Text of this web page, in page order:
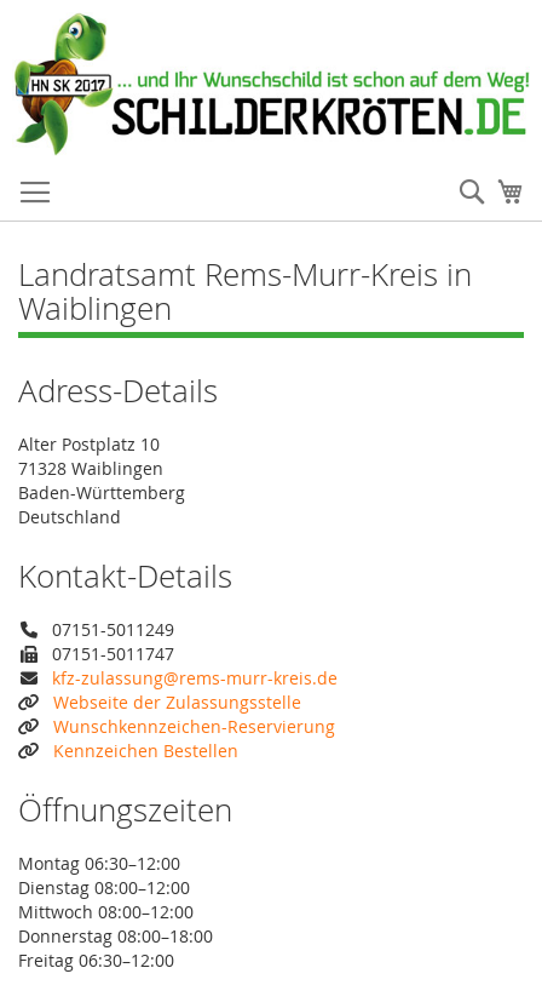
Landratsamt Rems-Murr-Kreis in
Waiblingen
Adress-Details
Alter Postplatz 10
71328 Waiblingen
Baden-Württemberg
Deutschland
Kontakt-Details
07151-5011249
07151-5011747
kfz-zulassung@rems-murr-kreis.de
Webseite der Zulassungsstelle
Wunschkennzeichen-Reservierung
Kennzeichen Bestellen
Öffnungszeiten
Montag 06:30–12:00
Dienstag 08:00–12:00
Mittwoch 08:00–12:00
Donnerstag 08:00–18:00
Freitag 06:30–12:00